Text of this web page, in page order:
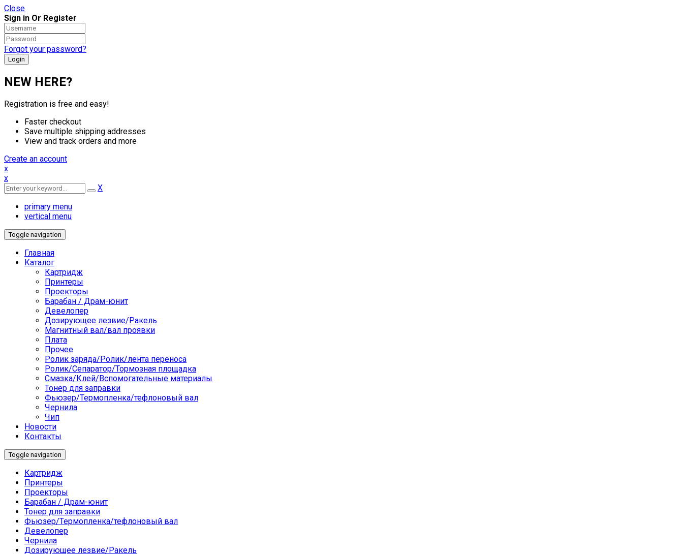
Close
Sign in Or Register
Forgot your password?
NEW HERE?
Registration is free and easy!
Faster checkout
Save multiple shipping addresses
View and track orders and more
Create an account
x
x
X
primary menu
vertical menu
Toggle navigation
Главная
Каталог
Картридж
Принтеры
Проекторы
Барабан / Драм-юнит
Девелопер
Дозирующее лезвие/Ракель
Магнитный вал/вал проявки
Плата
Прочее
Ролик заряда/Ролик/лента переноса
Ролик/Сепаратор/Тормозная площадка
Смазка/Клей/Вспомогательные материалы
Тонер для заправки
Фьюзер/Термопленка/тефлоновый вал
Чернила
Чип
Новости
Контакты
Toggle navigation
Картридж
Принтеры
Проекторы
Барабан / Драм-юнит
Тонер для заправки
Фьюзер/Термопленка/тефлоновый вал
Девелопер
Чернила
Дозирующее лезвие/Ракель